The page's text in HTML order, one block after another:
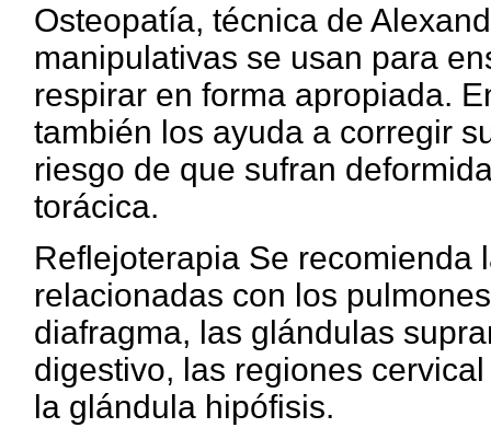
Osteopatía, técnica de
manipulativas se usan para
respirar en forma apropiada.
también los ayuda a corregir
riesgo de que sufran
torácica.
Reflejoterapia Se recomienda
relacionadas con los
diafragma, las glándulas
digestivo, las regiones
la glándula hipófisis.